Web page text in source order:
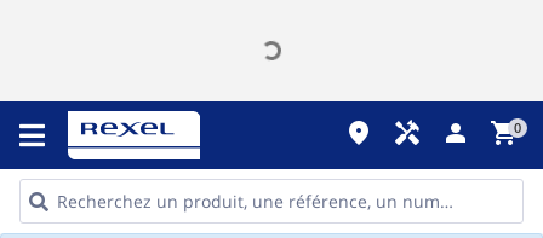
place handyman person shopping_cart0